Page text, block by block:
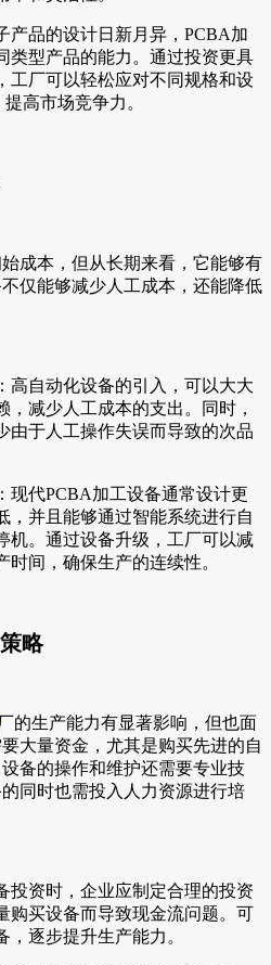
产品的设计日新月异，PCBA加
类型产品的能力。通过投资更具
工厂可以轻松应对不同规格和设
高市场竞争力。
成本，但从长期来看，它能够有
仅能够减少人工成本，还能降低
高自动化设备的引入，可以大大
，减少人工成本的支出。同时，
由于人工操作失误而导致的次品
现代PCBA加工设备通常设计更
，并且能够通过智能系统进行自
机。通过设备升级，工厂可以减
时间，确保生产的连续性。
略
的生产能力有显著影响，但也面
大量资金，尤其是购买先进的自
备的操作和维护还需要专业技
同时也需投入人力资源进行培
投资时，企业应制定合理的投资
购买设备而导致现金流问题。可
，逐步提升生产能力。